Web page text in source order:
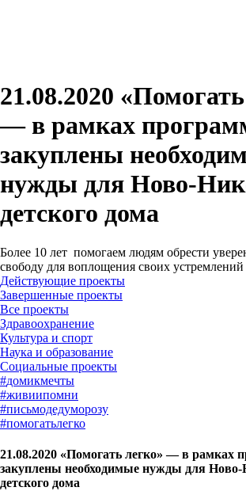
21.08.2020
— в рамках
закуплены
нужды для Ново-
детского дома
Более 10 лет помогаем людям обрести
свободу для воплощения своих
Действующие проекты
Завершенные проекты
#домикмечты
#живиипомни
#письмодедуморозу
#помогатьлегко
21.08.2020 «Помогать легко» — в рамках
закуплены необходимые нужды для Ново-
детского дома